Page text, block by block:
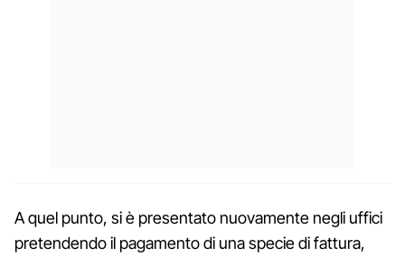
A quel punto, si è presentato nuovamente negli uffici
pretendendo il pagamento di una specie di fattura,